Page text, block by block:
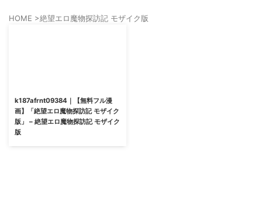
HOME >絶望エロ魔物探訪記 モザイク版
k187afrnt09384｜【無料フル漫
画】「絶望エロ魔物探訪記 モザイク
版」 – 絶望エロ魔物探訪記 モザイク
版